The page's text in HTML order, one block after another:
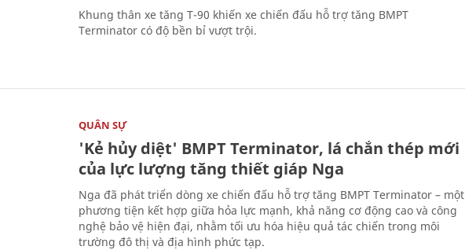
Khung thân xe tăng T-90 khiến xe chiến đấu hỗ trợ tăng BMPT
Terminator có độ bền bỉ vượt trội.
QUÂN SỰ
'Kẻ hủy diệt' BMPT Terminator, lá chắn thép mới
của lực lượng tăng thiết giáp Nga
Nga đã phát triển dòng xe chiến đấu hỗ trợ tăng BMPT Terminator – một
phương tiện kết hợp giữa hỏa lực mạnh, khả năng cơ động cao và công
nghệ bảo vệ hiện đại, nhằm tối ưu hóa hiệu quả tác chiến trong môi
trường đô thị và địa hình phức tạp.